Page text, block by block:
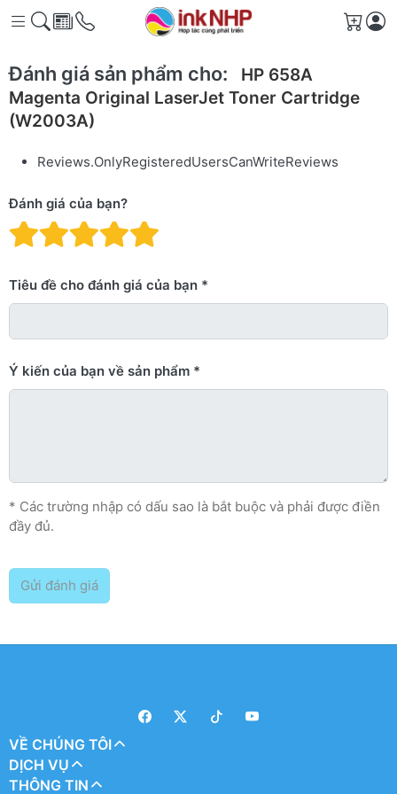
Giỏ
Đánh giá sản phẩm cho:
HP 658A
Magenta Original LaserJet Toner Cartridge
(W2003A)
Reviews.OnlyRegisteredUsersCanWriteReviews
Đánh giá của bạn?
Đánh giá: 4 trên 5
Đánh giá: 3 trên 5 sao.
Đánh giá: 2 trên 5 sao.
Đánh giá: 1 trên 5 sao. Xấu
Tiêu đề cho đánh giá của bạn
Ý kiến ​​của bạn về sản phẩm
* Các trường nhập có dấu sao là bắt buộc và phải được điền
đầy đủ.
Gửi đánh giá
VỀ CHÚNG TÔI
DỊCH VỤ
THÔNG TIN